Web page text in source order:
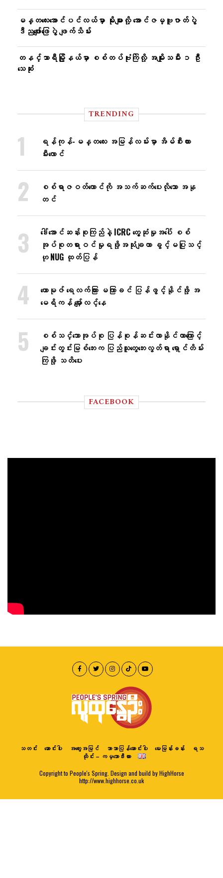
မန္တလေးအောင်ပင်လယ်မှာ မိုးများလို့ အောင်ဇမ္ဗူဇာတ်ပွဲ
ဒီညဖျော်ဖြေပွဲ ဖျက်သိမ်း
တနင်္သာရီမြို့နယ်မှာ စစ်တပ်ဗုံးကြဲလို့ အမျိုးသမီး ၁ ဦး
သေဆုံး
TRENDING
ရန်ကုန်-မန္တလေး အမြန်လမ်းမှာ အိမ်စီးကား
မီးလောင်
စစ်ရာဇဝတ်ကောင်ကို အသက်ဆက်ပေးလိုသော အနု
တင်
ဒေါ်အောင်ဆန်းစုကြည်နဲ့ ICRC တွေ့ဆုံမှုအပေါ် စစ်
အုပ်စုတရားဝင်မှုရဖို့အသုံးချတာ ခွင့်မပြုသင့်
ဟု NUG ထုတ်ပြန်
ဟောမုဇ် ရေလက်ကြား မကြာခင် ပြန်ဖွင့်နိုင်ဖို့ အ
မေရိကန် မျှော်လင့်နေ
စစ်သင်္ဘောအုပ်စု ပြန်စုန်ဆင်းလာနိုင်တာကြောင့်
ချင်းတွင်းမြစ်ဘေးက ပြည်သူတွေဘေးလွတ်ရာ ရှောင်တိမ်း
ကြဖို့ သတိပေး
FACEBOOK
သတင်း ဆောင်းပါး အတွေးအမြင် ဘာသာပြန်ဆောင်းပါး မေးမြန်းခန်း
ရသ
ထိုင်း – ကမ္ဘောဒီးယား
Copyright to People's Spring. Design and build by HighHorse
http://www.highhorse.co.uk